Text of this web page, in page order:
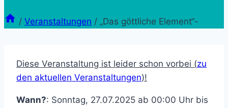
/ Veranstaltungen / „Das göttliche Element“-
Diese Veranstaltung ist leider schon vorbei (zu
den aktuellen Veranstaltungen)!
Wann?: Sonntag, 27.07.2025 ab 00:00 Uhr bis